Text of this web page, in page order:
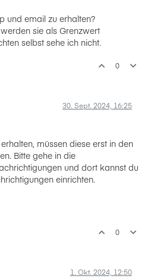
und email zu erhalten?
sie als Grenzwert
selbst sehe ich nicht.
0
30. Sept. 2024, 16:25
müssen diese erst in den
Bitte gehe in die
und dort kannst du
einrichten.
0
1. Okt. 2024, 12:50